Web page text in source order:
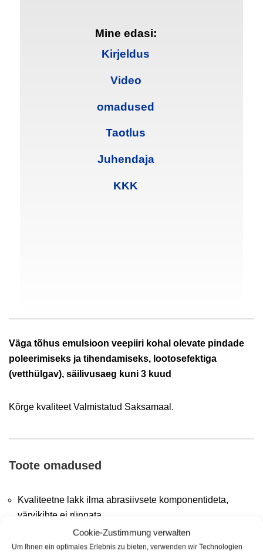
Cookie-Zustimmung verwalten
Um Ihnen ein optimales Erlebnis zu bieten, verwenden wir Technologien
Mine edasi:
Kirjeldus
Video
omadused
Taotlus
Juhendaja
KKK
Väga tõhus emulsioon veepiiri kohal olevate pindade
poleerimiseks ja tihendamiseks, lootosefektiga
(vetthülgav), säilivusaeg kuni 3 kuud
Kõrge kvaliteet Valmistatud Saksamaal.
Toote omadused
Kvaliteetne lakk ilma abrasiivsete komponentideta,
värvikihte ei rünnata
Emulsioon, väga lihtne kasutada